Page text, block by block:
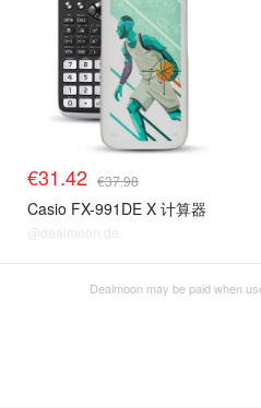
€31.42 €37.98
Casio FX-991DE X 计算器
@dealmoon.de
Dealmoon may be paid when